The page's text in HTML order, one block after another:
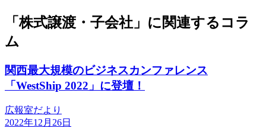
「株式譲渡・子会社」に関連するコラ
ム
関西最大規模のビジネスカンファレンス
「WestShip 2022」に登壇！
広報室だより
2022年12月26日